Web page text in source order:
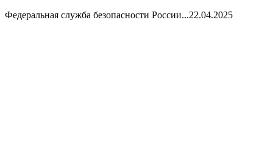
Федеральная служба безопасности России...22.04.2025